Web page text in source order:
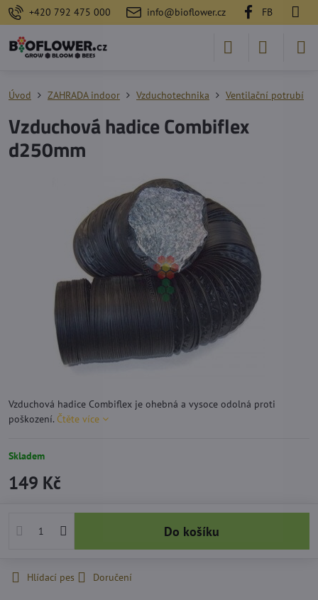
+420 792 475 000 info@bioflower.cz FB
Úvod ZAHRADA indoor Vzduchotechnika Ventilační potrubí
Vzduchová hadice Combiflex
d250mm
Vzduchová hadice Combiflex je ohebná a vysoce odolná proti
poškození. Čtěte více
Skladem
149 Kč
Do košíku
Hlídací pes Doručení